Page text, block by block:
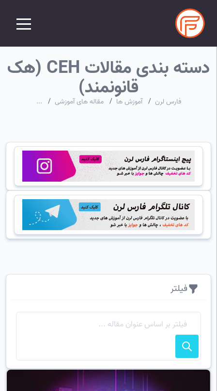
دسته بندی مقالات CEH (هک
قانونمند)
فارس لرن / آموزش ها / مقاله های آموزشی /
...
فیلتر